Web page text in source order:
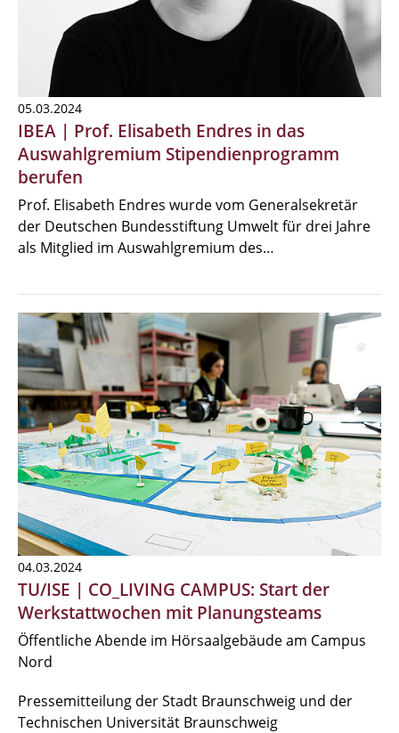
05.03.2024
IBEA | Prof. Elisabeth Endres in das
Auswahlgremium Stipendienprogramm
berufen
Prof. Elisabeth Endres wurde vom Generalsekretär
der Deutschen Bundesstiftung Umwelt für drei Jahre
als Mitglied im Auswahlgremium des…
04.03.2024
TU/ISE | CO_LIVING CAMPUS: Start der
Werkstattwochen mit Planungsteams
Öffentliche Abende im Hörsaalgebäude am Campus
Nord
Pressemitteilung der Stadt Braunschweig und der
Technischen Universität Braunschweig